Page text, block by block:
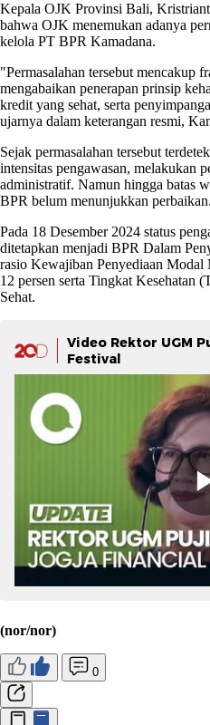
Kepala OJK Provinsi Bali,
bahwa OJK menemukan adanya
kelola PT BPR Kamadana.
"Permasalahan tersebut mencakup
mengabaikan penerapan prinsip
kredit yang sehat, serta
ujarnya dalam keterangan resmi,
Sejak permasalahan tersebut
intensitas pengawasan, melakukan
administratif. Namun hingga batas
BPR belum menunjukkan perbaikan.
Pada 18 Desember 2024 status
ditetapkan menjadi BPR Dalam
rasio Kewajiban Penyediaan
12 persen serta Tingkat Kesehatan
Sehat.
Video Rektor UGM
Festival
(nor/nor)
0